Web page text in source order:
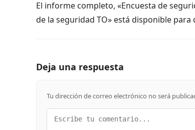
El informe completo, «Encuesta de
de la seguridad TO» está disponible para
Deja una respuesta
Tu dirección de correo electrónico no será